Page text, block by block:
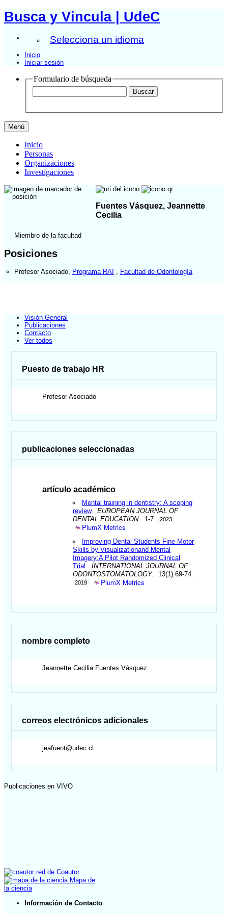
Busca y Vincula | UdeC
Selecciona un idioma
Inicio
Iniciar sesión
Formulario de búsqueda
Menú
Inicio
Personas
Organizaciones
Investigaciones
Fuentes Vásquez, Jeannette
Cecilia
Miembro de la facultad
Posiciones
Profesor Asociado Programa RAI Facultad de Odontología
Visión General
Publicaciones
Contacto
Ver todos
Puesto de trabajo HR
Profesor Asociado
publicaciones seleccionadas
artículo académico
Mental training in dentistry: A scoping
review.EUROPEAN JOURNAL OF
DENTAL EDUCATION. 1-7. 2023
PlumX Metrics
Improving Dental Students Fine Motor
Skills by Visualizationand Mental
Imagery:A Pilot Randomized Clinical
Trial
.INTERNATIONAL JOURNAL OF
ODONTOSTOMATOLOGY. 13(1):69-74.
2019 PlumX Metrics
nombre completo
Jeannette Cecilia Fuentes Vásquez
correos electrónicos adicionales
jeafuent@udec.cl
Publicaciones en VIVO
red de Coautor
Mapa de
la ciencia
Información de Contacto